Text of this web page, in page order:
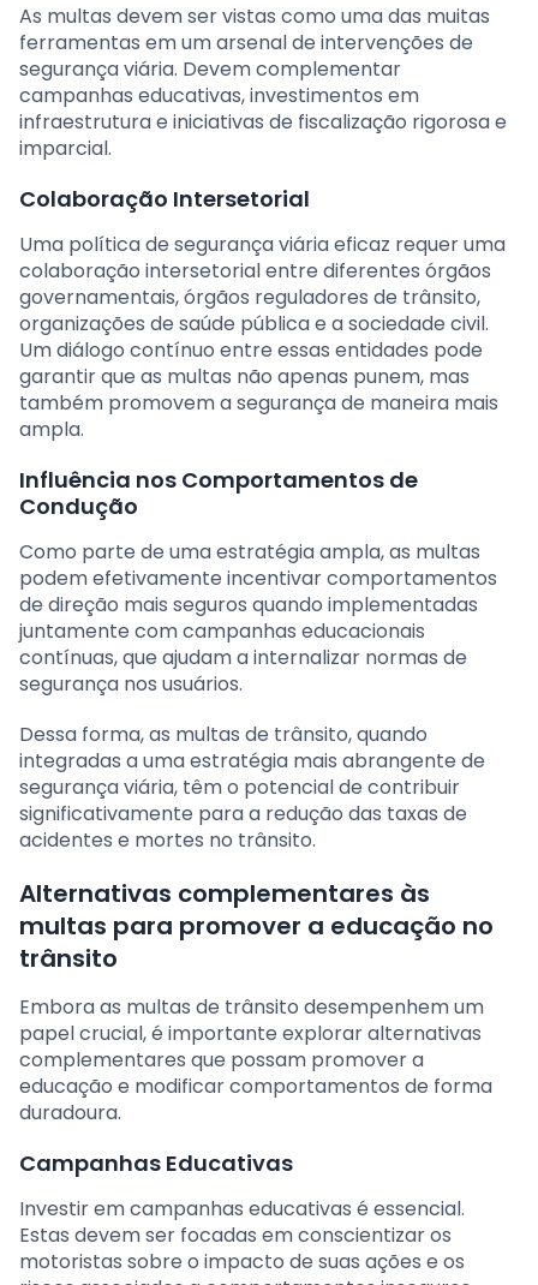
As multas devem ser vistas como uma das muitas
ferramentas em um arsenal de intervenções de
segurança viária. Devem complementar
campanhas educativas, investimentos em
infraestrutura e iniciativas de fiscalização rigorosa e
imparcial.
Colaboração Intersetorial
Uma política de segurança viária eficaz requer uma
colaboração intersetorial entre diferentes órgãos
governamentais, órgãos reguladores de trânsito,
organizações de saúde pública e a sociedade civil.
Um diálogo contínuo entre essas entidades pode
garantir que as multas não apenas punem, mas
também promovem a segurança de maneira mais
ampla.
Influência nos Comportamentos de
Condução
Como parte de uma estratégia ampla, as multas
podem efetivamente incentivar comportamentos
de direção mais seguros quando implementadas
juntamente com campanhas educacionais
contínuas, que ajudam a internalizar normas de
segurança nos usuários.
Dessa forma, as multas de trânsito, quando
integradas a uma estratégia mais abrangente de
segurança viária, têm o potencial de contribuir
significativamente para a redução das taxas de
acidentes e mortes no trânsito.
Alternativas complementares às
multas para promover a educação no
trânsito
Embora as multas de trânsito desempenhem um
papel crucial, é importante explorar alternativas
complementares que possam promover a
educação e modificar comportamentos de forma
duradoura.
Campanhas Educativas
Investir em campanhas educativas é essencial.
Estas devem ser focadas em conscientizar os
motoristas sobre o impacto de suas ações e os